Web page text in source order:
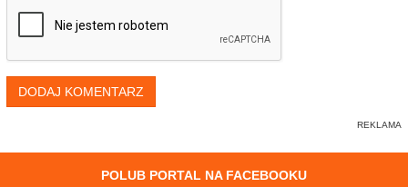
DODAJ KOMENTARZ
POLUB PORTAL NA FACEBOOKU